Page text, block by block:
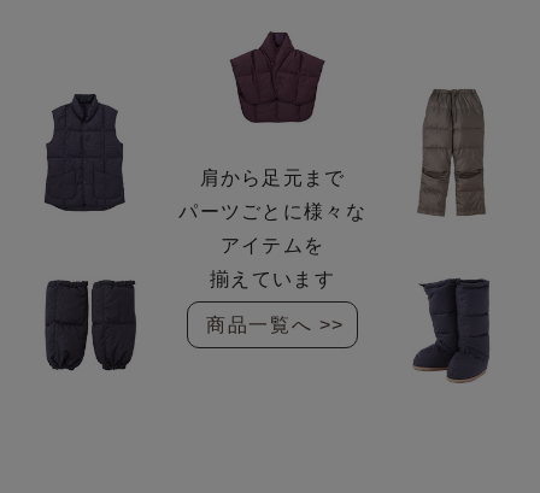
肩から足元まで
パーツごとに様々な
アイテムを
揃えています
商品一覧へ >>